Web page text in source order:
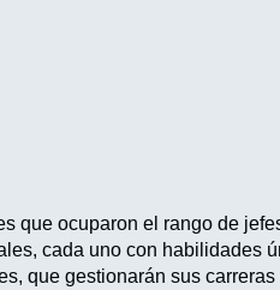
que ocuparon el rango de
cada uno con habilidades
que gestionarán sus carreras